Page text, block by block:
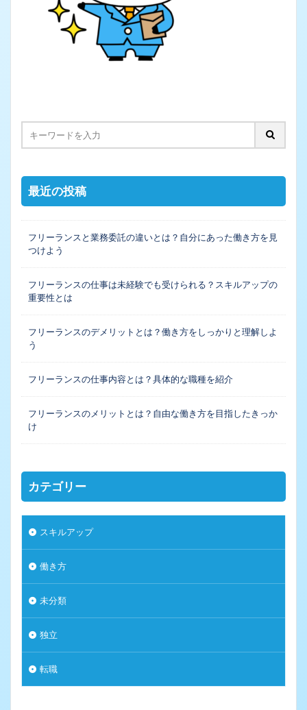
最近の投稿
フリーランスと業務委託の違いとは？自分にあった働き方を見
つけよう
フリーランスの仕事は未経験でも受けられる？スキルアップの
重要性とは
フリーランスのデメリットとは？働き方をしっかりと理解しよ
う
フリーランスの仕事内容とは？具体的な職種を紹介
フリーランスのメリットとは？自由な働き方を目指したきっか
け
カテゴリー
スキルアップ
働き方
未分類
独立
転職